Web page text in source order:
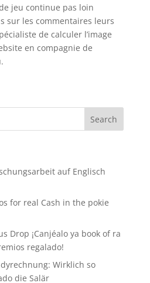
jeu continue pas loin
sur les commentaires leurs
de calculer l’image
en compagnie de
auf Englisch
for real Cash in the pokie
Drop ¡Canjéalo ya book of ra
regalado!
Wirklich so
die Salär